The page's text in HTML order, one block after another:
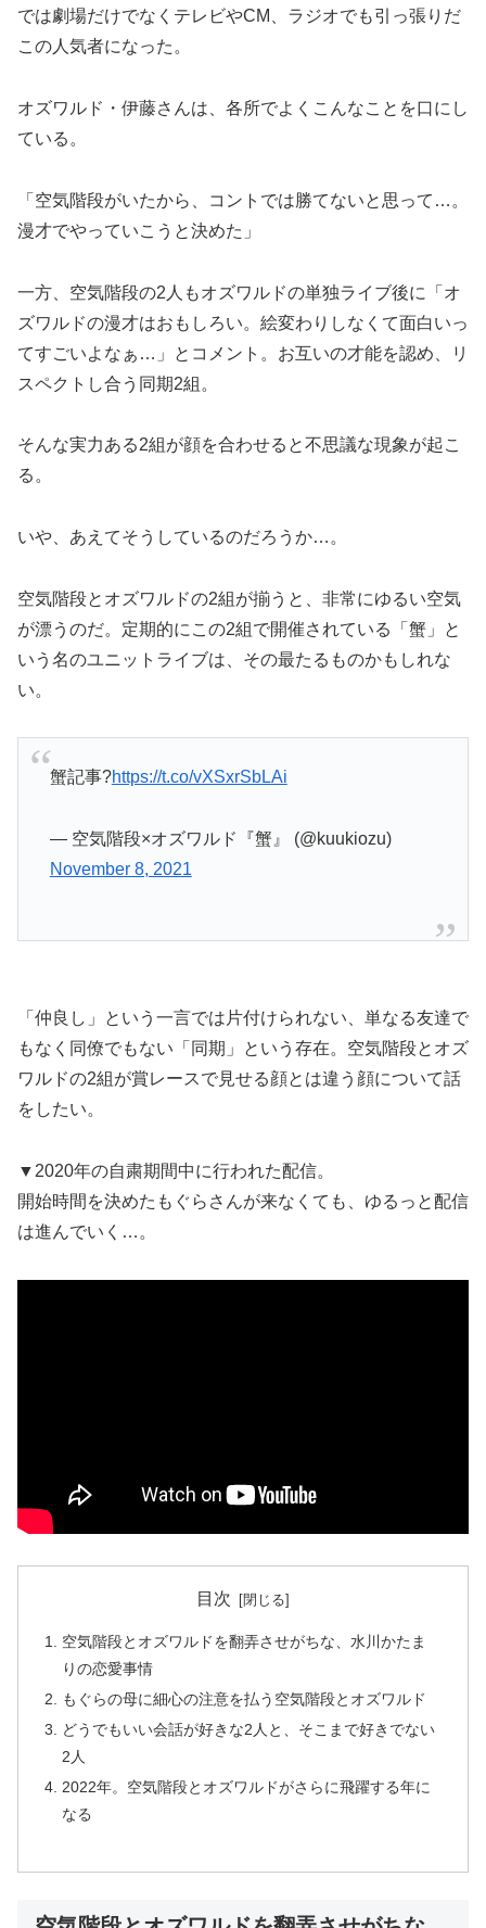
では劇場だけでなくテレビやCM、ラジオでも引っ張りだ
この人気者になった。
オズワルド・伊藤さんは、各所でよくこんなことを口にし
ている。
「空気階段がいたから、コントでは勝てないと思って…。
漫才でやっていこうと決めた」
一方、空気階段の2人もオズワルドの単独ライブ後に「オ
ズワルドの漫才はおもしろい。絵変わりしなくて面白いっ
てすごいよなぁ…」とコメント。お互いの才能を認め、リ
スペクトし合う同期2組。
そんな実力ある2組が顔を合わせると不思議な現象が起こ
る。
いや、あえてそうしているのだろうか…。
空気階段とオズワルドの2組が揃うと、非常にゆるい空気
が漂うのだ。定期的にこの2組で開催されている「蟹」と
いう名のユニットライブは、その最たるものかもしれな
い。
蟹記事?https://t.co/vXSxrSbLAi
— 空気階段×オズワルド『蟹』 (@kuukiozu)
November 8, 2021
「仲良し」という一言では片付けられない、単なる友達で
もなく同僚でもない「同期」という存在。空気階段とオズ
ワルドの2組が賞レースで見せる顔とは違う顔について話
をしたい。
▼2020年の自粛期間中に行われた配信。
開始時間を決めたもぐらさんが来なくても、ゆるっと配信
は進んでいく…。
目次
空気階段とオズワルドを翻弄させがちな、水川かたま
りの恋愛事情
もぐらの母に細心の注意を払う空気階段とオズワルド
どうでもいい会話が好きな2人と、そこまで好きでない
2人
2022年。空気階段とオズワルドがさらに飛躍する年に
なる